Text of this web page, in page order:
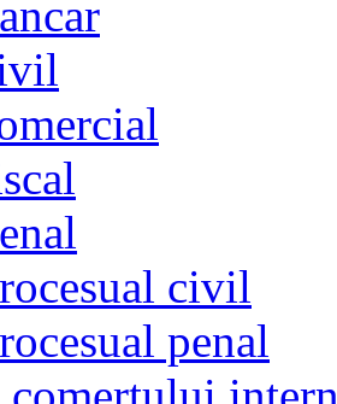
civil
penal